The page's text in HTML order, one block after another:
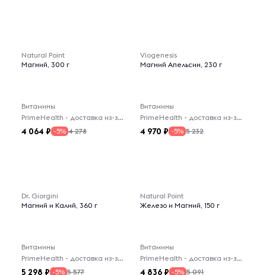
Natural Point
Магний, 300 г
Витамины
PrimeHealth - доставка из-за рубежа
4 064 -5% 4 278
Viogenesis
Магний Апельсин, 230 г
Витамины
PrimeHealth - доставка из-за рубежа
4 970 -5% 5 232
Dr. Giorgini
Магний и Калий, 360 г
Витамины
PrimeHealth - доставка из-за рубежа
5 298 -5% 5 577
Natural Point
Железо и Магний, 150 г
Витамины
PrimeHealth - доставка из-за рубежа
4 836 -5% 5 091